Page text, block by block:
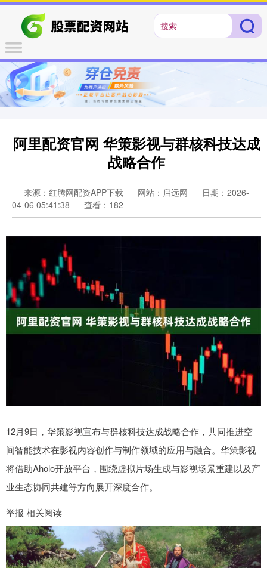
阿里配资官网 华策影视与群核科技达成
战略合作
来源：红腾网配资APP下载 网站：启远网
日期：2026-
04-06 05:41:38
查看：182
12月9日，华策影视宣布与群核科技达成战略合作，共同推进空
间智能技术在影视内容创作与制作领域的应用与融合。华策影视
将借助Aholo开放平台，围绕虚拟片场生成与影视场景重建以及产
业生态协同共建等方向展开深度合作。
举报 相关阅读